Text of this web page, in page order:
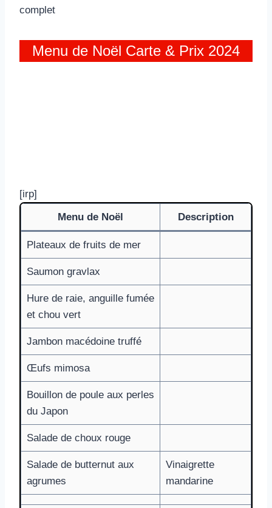
complet
Menu de Noël Carte & Prix 2024
[irp]
Menu de Noël
Description
Plateaux de fruits de mer
Saumon gravlax
Hure de raie, anguille fumée
et chou vert
Jambon macédoine truffé
Œufs mimosa
Bouillon de poule aux perles
du Japon
Salade de choux rouge
Salade de butternut aux
agrumes
Vinaigrette
mandarine